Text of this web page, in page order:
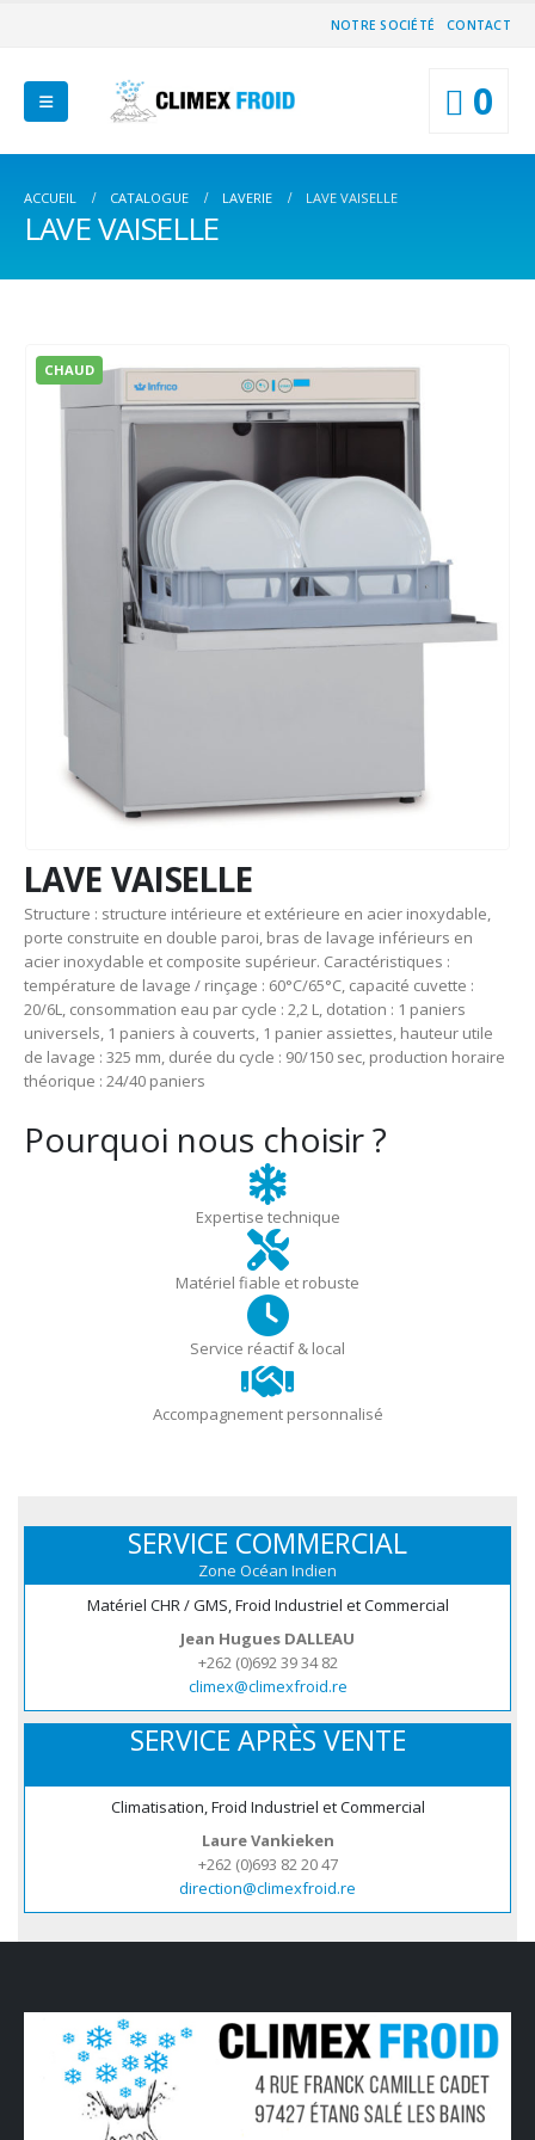
NOTRE SOCIÉTÉ CONTACT
0
ACCUEIL CATALOGUE LAVERIE LAVE VAISELLE
LAVE VAISELLE
CHAUD
LAVE VAISELLE
Structure : structure intérieure et extérieure en acier inoxydable,
porte construite en double paroi, bras de lavage inférieurs en
acier inoxydable et composite supérieur. Caractéristiques :
température de lavage / rinçage : 60°C/65°C, capacité cuvette :
20/6L, consommation eau par cycle : 2,2 L, dotation : 1 paniers
universels, 1 paniers à couverts, 1 panier assiettes, hauteur utile
de lavage : 325 mm, durée du cycle : 90/150 sec, production horaire
théorique : 24/40 paniers
Pourquoi nous choisir ?
Expertise technique
Matériel fiable et robuste
Service réactif & local
Accompagnement personnalisé
SERVICE COMMERCIAL
Zone Océan Indien
Matériel CHR / GMS, Froid Industriel et Commercial
Jean Hugues DALLEAU
+262 (0)692 39 34 82
climex@climexfroid.re
SERVICE APRÈS VENTE
Climatisation, Froid Industriel et Commercial
Laure Vankieken
+262 (0)693 82 20 47
direction@climexfroid.re